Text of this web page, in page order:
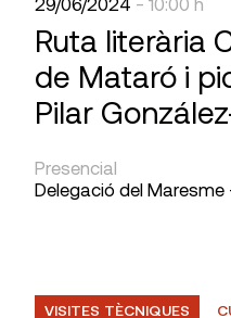
Ruta Iiterària
de Mataró i
Pilar
Presencial
Delegació del Maresme
VISITES TÈCNIQUES